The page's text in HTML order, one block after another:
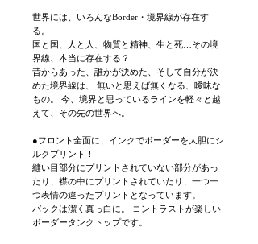
世界には、いろんなBorder・境界線が存在す
る。
国と国、人と人、物質と精神、生と死…その境
界線、本当に存在する？
昔からあった、誰かが決めた、そして自分が決
めた境界線は、 無いと思えば無くなる、曖昧な
もの。 今、境界と思っているラインを軽々と越
えて、その先の世界へ。
●フロント全面に、インクでボーダーを大胆にシ
ルクプリント！
縫い目部分にプリントされていない部分があっ
たり、襟の中にプリントされていたり、一つ一
つ表情の違ったプリントとなっています。
バックは潔く真っ白に。 コントラストが楽しい
ボーダータンクトップです。